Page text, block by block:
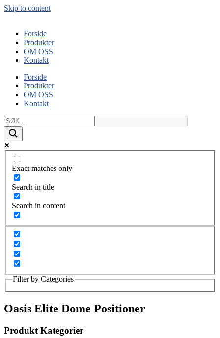
Skip to content
Forside
Produkter
OM OSS
Kontakt
Forside
Produkter
OM OSS
Kontakt
Exact matches only
Search in title
Search in content
Filter by Categories
Oasis Elite Dome Positioner
Produkt Kategorier